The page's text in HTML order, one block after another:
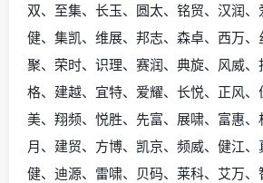
双、至集、长玉、圆太、铭贸、汉润
健、集凯、维展、邦志、森卓、西万、
聚、荣时、识理、赛润、典旋、风威
格、建越、宜特、爱耀、长悦、正风
美、翔频、悦胜、先富、展啸、富惠、
月、建贸、方博、凯京、频威、健江
健、迪源、雷啸、贝码、莱科、艾万